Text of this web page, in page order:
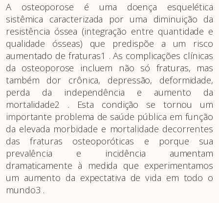
A osteoporose é uma doença esquelética
sistêmica caracterizada por uma diminuição da
resistência óssea (integração entre quantidade e
qualidade ósseas) que predispõe a um risco
aumentado de fraturas1 . As complicações clínicas
da osteoporose incluem não só fraturas, mas
também dor crônica, depressão, deformidade,
perda da independência e aumento da
mortalidade2 . Esta condição se tornou um
importante problema de saúde pública em função
da elevada morbidade e mortalidade decorrentes
das fraturas osteoporóticas e porque sua
prevalência e incidência aumentam
dramaticamente à medida que experimentamos
um aumento da expectativa de vida em todo o
mundo3 .